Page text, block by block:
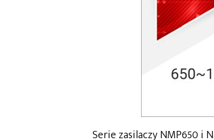
Serie zasilaczy NMP650 i